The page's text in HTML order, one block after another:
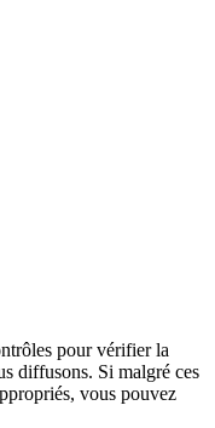
pour vérifier la
diffusons. Si malgré ces
vous pouvez